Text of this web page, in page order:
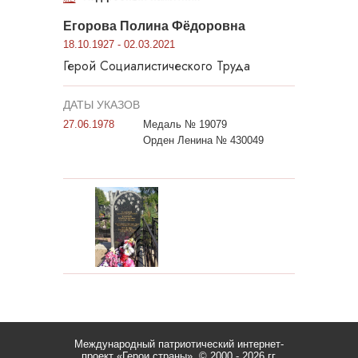
Егорова Полина Фёдоровна
18.10.1927 - 02.03.2021
Герой Социалистического Труда
ДАТЫ УКАЗОВ
27.06.1978
Медаль № 19079
Орден Ленина № 430049
Международный патриотический интернет-